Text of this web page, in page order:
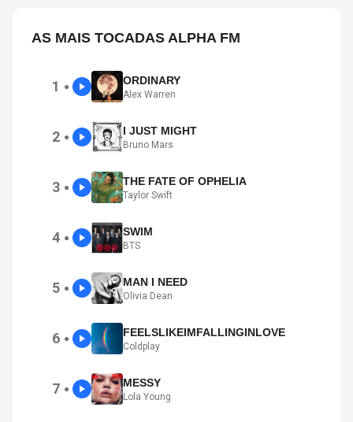
AS MAIS TOCADAS ALPHA FM
1 ● ORDINARY
Alex Warren
2 ● I JUST MIGHT
Bruno Mars
3 ● THE FATE OF OPHELIA
Taylor Swift
4 ● SWIM
BTS
5 ● MAN I NEED
Olivia Dean
6 ● FEELSLIKEIMFALLINGINLOVE
Coldplay
7 ● MESSY
Lola Young